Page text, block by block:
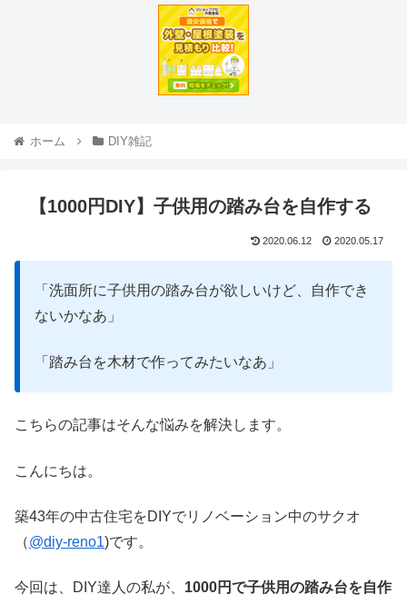
ホーム DIY雑記
【1000円DIY】子供用の踏み台を自作する
2020.06.12 2020.05.17
「洗面所に子供用の踏み台が欲しいけど、自作でき
ないかなあ」
「踏み台を木材で作ってみたいなあ」
こちらの記事はそんな悩みを解決します。
こんにちは。
築43年の中古住宅をDIYでリノベーション中のサクオ
（@diy-reno1)です。
今回は、DIY達人の私が、 1000円で子供用の踏み台を自作